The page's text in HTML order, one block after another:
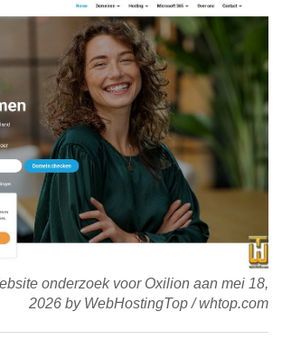
onderzoek voor Oxilion aan mei 18,
2026 by WebHostingTop/whtop.com